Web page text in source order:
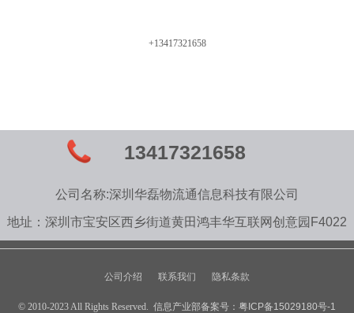
+13417321658
13417321658
公司名称:深圳华磊物流通信息科技有限公司
地址：深圳市宝安区西乡街道黄田鸿丰华互联网创意园F4022
公司介绍 联系我们 隐私条款
© 2010-2023 All Rights Reserved. 信息产业部备案号： 粤ICP备15029180号-1